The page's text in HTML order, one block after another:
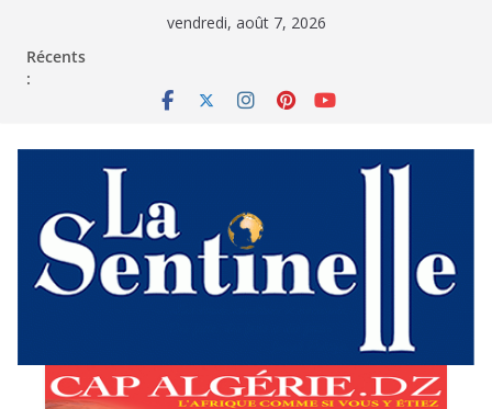
vendredi, août 7, 2026
Récents
: